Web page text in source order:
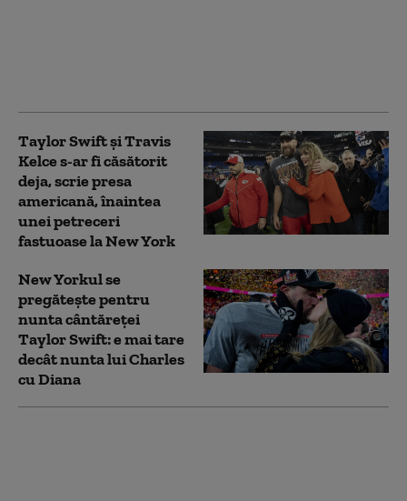
Taylor Swift şi Travis
Kelce s-ar fi căsătorit
deja, scrie presa
americană, înaintea
unei petreceri
fastuoase la New York
New Yorkul se
pregătește pentru
nunta cântăreței
Taylor Swift: e mai tare
decât nunta lui Charles
cu Diana